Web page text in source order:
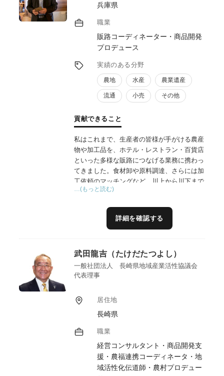
兵庫県
職業
販路コーディネーター・商品開発
プロデュース
実績のある分野
農地 水産 農業遺産
流通 小売 その他
貢献できること
私はこれまで、生産者の皆様が手がける農産
物や加工品を、ホテル・レストラン・百貨店
といった多様な販路につなげる業務に携わっ
てきました。食材卸や原料調達、さらには加
工依頼のマッチングなど、川上から川下まで
一貫したサポートを行う中で、現場の声を聞
進に取り組んでまいりました。特に、商品の
価値を引き出すブランディングや、商品化に
げにも携わり、企画立案から現場導入までの
実務経験を重ねてきました。こうした経験を
通じて培った実践力と柔軟な対応力には自信
…(もっと読む)
詳細を確認する
武田龍吉（たけだたつよし）
一般社団法人 長崎県地域産業活性協議会
代表理事
居住地
長崎県
職業
経営コンサルタント・商品開発支
援・農福連携コーディネータ・地
域活性化伝道師・農村プロデュー